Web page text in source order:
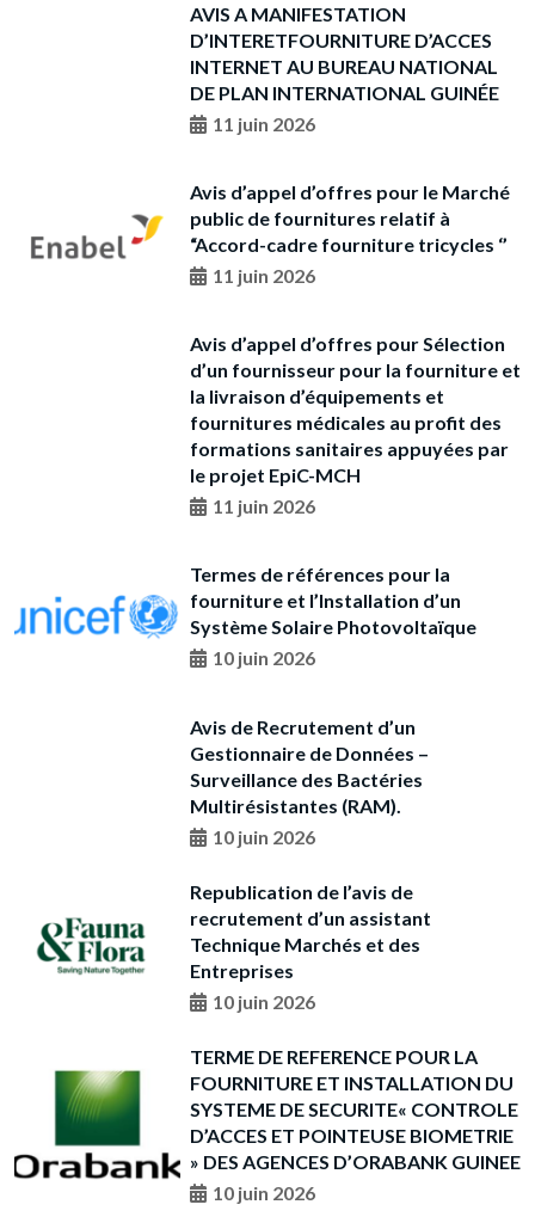
AVIS A MANIFESTATION
D’INTERETFOURNITURE D’ACCES
INTERNET AU BUREAU NATIONAL
DE PLAN INTERNATIONAL GUINÉE
11 juin 2026
Avis d’appel d’offres pour le Marché
public de fournitures relatif à
“Accord-cadre fourniture tricycles ‘’
11 juin 2026
Avis d’appel d’offres pour Sélection
d’un fournisseur pour la fourniture et
la livraison d’équipements et
fournitures médicales au profit des
formations sanitaires appuyées par
le projet EpiC-MCH
11 juin 2026
Termes de références pour la
fourniture et l’Installation d’un
Système Solaire Photovoltaïque
10 juin 2026
Avis de Recrutement d’un
Gestionnaire de Données –
Surveillance des Bactéries
Multirésistantes (RAM).
10 juin 2026
Republication de l’avis de
recrutement d’un assistant
Technique Marchés et des
Entreprises
10 juin 2026
TERME DE REFERENCE POUR LA
FOURNITURE ET INSTALLATION DU
SYSTEME DE SECURITE« CONTROLE
D’ACCES ET POINTEUSE BIOMETRIE
» DES AGENCES D’ORABANK GUINEE
10 juin 2026